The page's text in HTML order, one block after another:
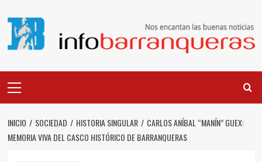
contenido
principal
INICIO SOCIEDAD HISTORIA SINGULAR
CARLOS ANÍBAL “MANÍN” GUEX:
MEMORIA VIVA DEL CASCO HISTÓRICO DE BARRANQUERAS